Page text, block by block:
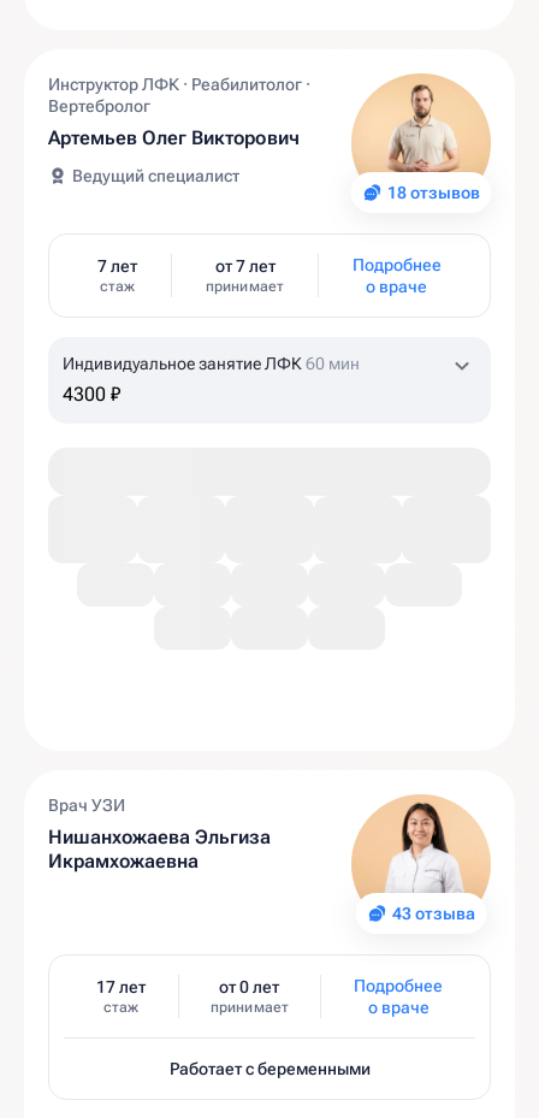
18 отзывов
Инструктор ЛФК · Реабилитолог ·
Вертебролог
Артемьев Олег Викторович
Ведущий специалист
7 лет
стаж
от 7 лет
принимает
Подробнее
о враче
Индивидуальное занятие ЛФК60 мин
4300 ₽
43 отзыва
Врач УЗИ
Нишанхожаева Эльгиза
Икрамхожаевна
17 лет
стаж
от 0 лет
принимает
Подробнее
о враче
Работает с беременными